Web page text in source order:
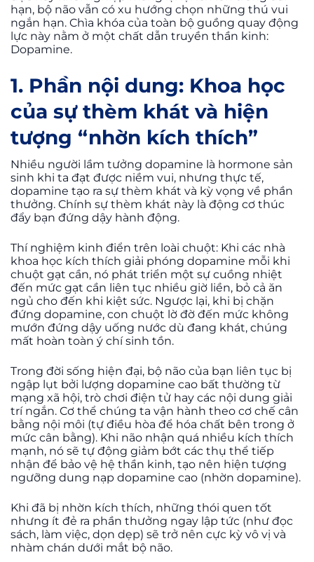
hạn, bộ não vẫn có xu hướng chọn những thú vui
ngắn hạn. Chìa khóa của toàn bộ guồng quay động
lực này nằm ở một chất dẫn truyền thần kinh:
Dopamine.
1. Phần nội dung: Khoa học
của sự thèm khát và hiện
tượng “nhờn kích thích”
Nhiều người lầm tưởng dopamine là hormone sản
sinh khi ta đạt được niềm vui, nhưng thực tế,
dopamine tạo ra sự thèm khát và kỳ vọng về phần
thưởng. Chính sự thèm khát này là động cơ thúc
đẩy bạn đứng dậy hành động.
Thí nghiệm kinh điển trên loài chuột: Khi các nhà
khoa học kích thích giải phóng dopamine mỗi khi
chuột gạt cần, nó phát triển một sự cuồng nhiệt
đến mức gạt cần liên tục nhiều giờ liền, bỏ cả ăn
ngủ cho đến khi kiệt sức. Ngược lại, khi bị chặn
đứng dopamine, con chuột lờ đờ đến mức không
mướn đứng dậy uống nước dù đang khát, chúng
mất hoàn toàn ý chí sinh tồn.
Trong đời sống hiện đại, bộ não của bạn liên tục bị
ngập lụt bởi lượng dopamine cao bất thường từ
mạng xã hội, trò chơi điện tử hay các nội dung giải
trí ngắn. Cơ thể chúng ta vận hành theo cơ chế cân
bằng nội môi (tự điều hòa để hóa chất bên trong ở
mức cân bằng). Khi não nhận quá nhiều kích thích
mạnh, nó sẽ tự động giảm bớt các thụ thể tiếp
nhận để bảo vệ hệ thần kinh, tạo nên hiện tượng
ngưỡng dung nạp dopamine cao (nhờn dopamine).
Khi đã bị nhờn kích thích, những thói quen tốt
nhưng ít đẻ ra phần thưởng ngay lập tức (như đọc
sách, làm việc, dọn dẹp) sẽ trở nên cực kỳ vô vị và
nhàm chán dưới mắt bộ não.